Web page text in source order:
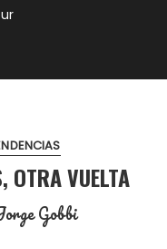
OTRA VUELTA
Gobbi